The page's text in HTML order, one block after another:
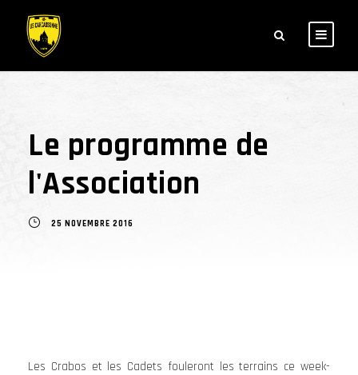
Le programme de
l'Association
25 NOVEMBRE 2016
Les Crabos et les Cadets fouleront les terrains ce week-